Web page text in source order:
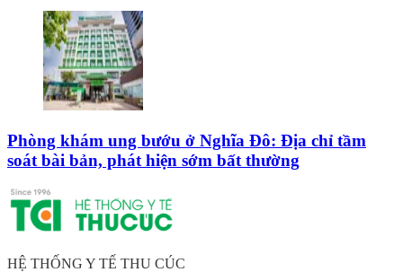
Phòng khám ung bướu ở Nghĩa Đô: Địa chỉ tầm
soát bài bản, phát hiện sớm bất thường
HỆ THỐNG Y TẾ THU CÚC